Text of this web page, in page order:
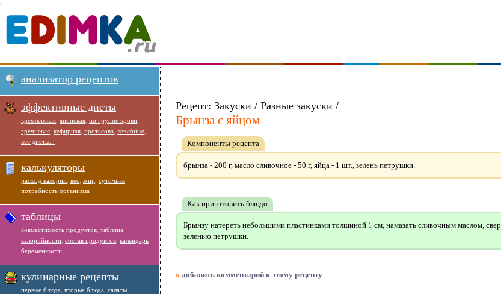
Рецепт: Закуски / Разные закуски /
Брынза с яйцом
Компоненты рецепта
брынза - 200 г, масло сливочное - 50 г, яйца - 1 шт., зелень петрушки.
Как приготовить блюдо
Брынзу натереть небольшими пластинками толщиной 1 см, намазать сливочным маслом,
зеленью петрушки.
» добавить комментарий к этому рецепту
анализатор рецептов
эффективные диеты
кремлевская японская по группе крови
гречневая кефирная протасова лечебные
все диеты...
калькуляторы
расход калорий вес жир суточная
потребность организма
таблицы
совместимость продуктов таблица
калорийности состав продуктов календарь
беременности
кулинарные рецепты
первые блюда вторые блюда салаты